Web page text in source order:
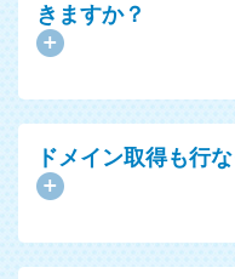
きますか？
ドメイン取得も行